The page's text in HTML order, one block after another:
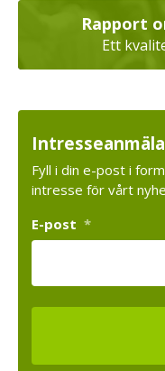
Rapport
Ett
Fyll i din e-post i
intresse för vårt
E-post *